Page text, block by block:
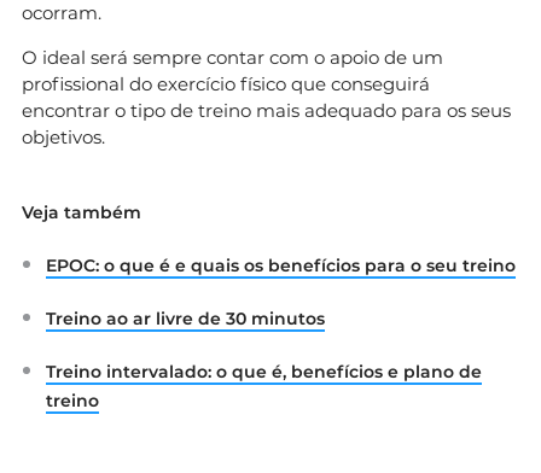
ocorram.
O ideal será sempre contar com o apoio de um
profissional do exercício físico que conseguirá
encontrar o tipo de treino mais adequado para os seus
objetivos.
Veja também
EPOC: o que é e quais os benefícios para o seu treino
Treino ao ar livre de 30 minutos
Treino intervalado: o que é, benefícios e plano de
treino